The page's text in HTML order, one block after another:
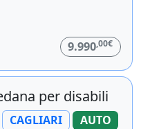
9.990,00€
per disabili
CAGLIARI
AUTO